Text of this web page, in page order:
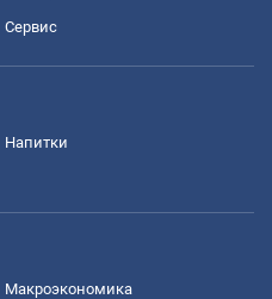
Сервис
Напитки
Mакроэкономика